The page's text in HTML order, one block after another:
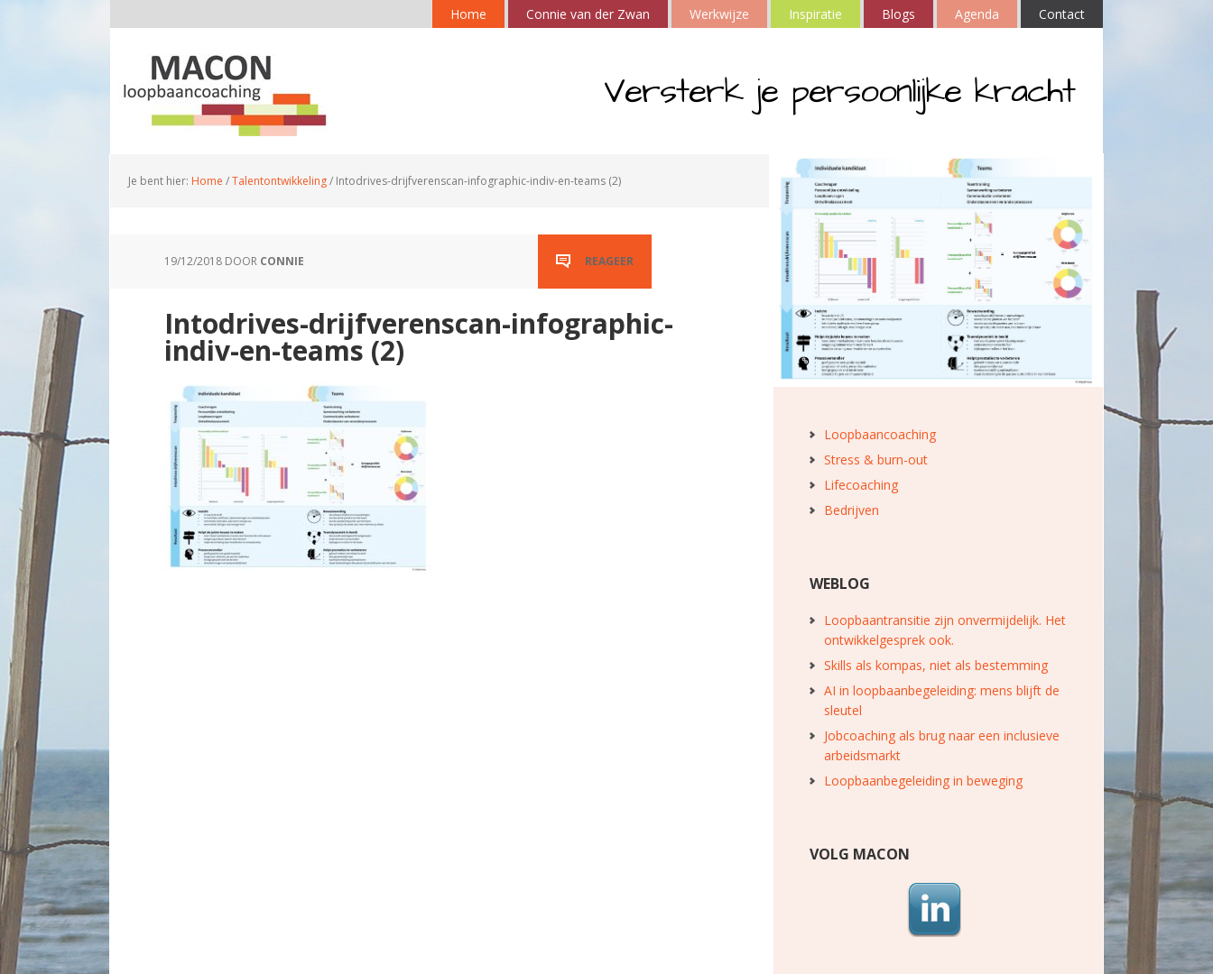
Home Connie van der Zwan Werkwijze Inspiratie Blogs Agenda Contact
Versterk je persoonlijke kracht
Je bent hier: Home /Talentontwikkeling/ Intodrives-drijfverenscan-infographic-indiv-en-teams (2)
19/12/2018 DOOR CONNIE REAGEER
Intodrives-drijfverenscan-infographic-
indiv-en-teams (2)
Loopbaancoaching
Stress & burn-out
Lifecoaching
Bedrijven
WEBLOG
Loopbaantransitie zijn onvermijdelijk. Het
ontwikkelgesprek ook.
Skills als kompas, niet als bestemming
AI in loopbaanbegeleiding: mens blijft de
sleutel
Jobcoaching als brug naar een inclusieve
arbeidsmarkt
Loopbaanbegeleiding in beweging
VOLG MACON